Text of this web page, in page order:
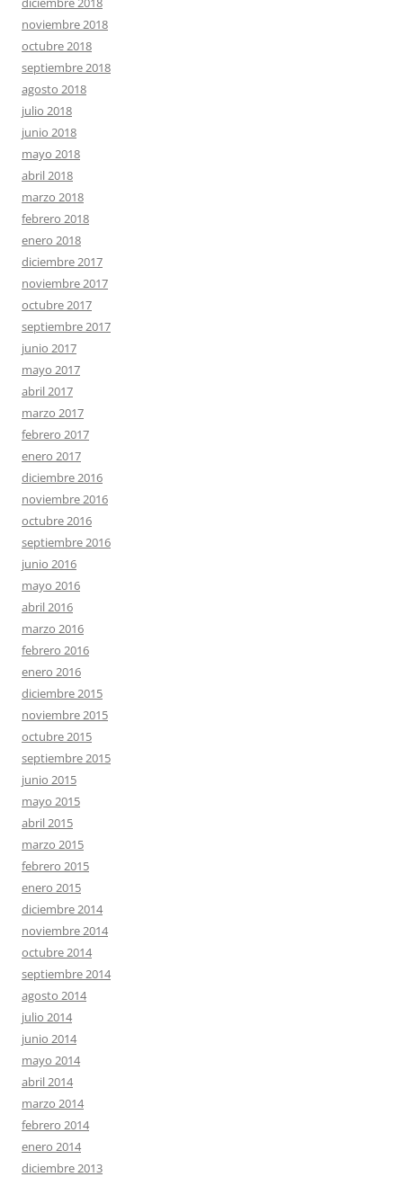
noviembre 2018
octubre 2018
septiembre 2018
agosto 2018
julio 2018
junio 2018
mayo 2018
abril 2018
marzo 2018
febrero 2018
enero 2018
diciembre 2017
noviembre 2017
octubre 2017
septiembre 2017
junio 2017
mayo 2017
abril 2017
marzo 2017
febrero 2017
enero 2017
diciembre 2016
noviembre 2016
octubre 2016
septiembre 2016
junio 2016
mayo 2016
abril 2016
marzo 2016
febrero 2016
enero 2016
diciembre 2015
noviembre 2015
octubre 2015
septiembre 2015
junio 2015
mayo 2015
abril 2015
marzo 2015
febrero 2015
enero 2015
diciembre 2014
noviembre 2014
octubre 2014
septiembre 2014
agosto 2014
julio 2014
junio 2014
mayo 2014
abril 2014
marzo 2014
febrero 2014
enero 2014
diciembre 2013